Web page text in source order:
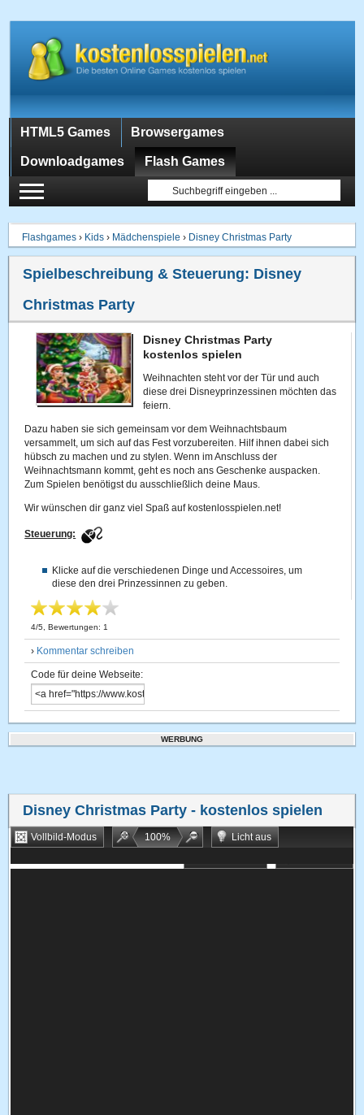
HTML5 Games Browsergames
Downloadgames Flash Games
Flashgames › Kids › Mädchenspiele › Disney Christmas Party
Spielbeschreibung & Steuerung: Disney
Christmas Party
Disney Christmas Party
kostenlos spielen
Weihnachten steht vor der Tür und auch
diese drei Disneyprinzessinen möchten das
feiern.
Dazu haben sie sich gemeinsam vor dem Weihnachtsbaum
versammelt, um sich auf das Fest vorzubereiten. Hilf ihnen dabei sich
hübsch zu machen und zu stylen. Wenn im Anschluss der
Weihnachtsmann kommt, geht es noch ans Geschenke auspacken.
Zum Spielen benötigst du ausschließlich deine Maus.
Wir wünschen dir ganz viel Spaß auf kostenlosspielen.net!
Steuerung:
Klicke auf die verschiedenen Dinge und Accessoires, um
diese den drei Prinzessinnen zu geben.
4/5 , Bewertungen: 1
› Kommentar schreiben
Code für deine Webseite:
WERBUNG
Disney Christmas Party - kostenlos spielen
Vollbild-Modus 100%
Licht aus